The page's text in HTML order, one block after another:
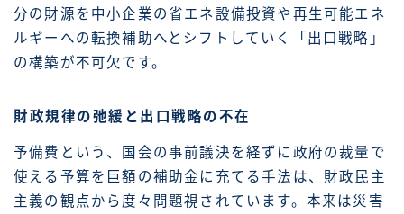
分の財源を中小企業の省エネ設備投資や再生可能エネ
ルギーへの転換補助へとシフトしていく「出口戦略」
の構築が不可欠です。
財政規律の弛緩と出口戦略の不在
予備費という、国会の事前議決を経ずに政府の裁量で
使える予算を巨額の補助金に充てる手法は、財政民主
主義の観点から度々問題視されています。本来は災害